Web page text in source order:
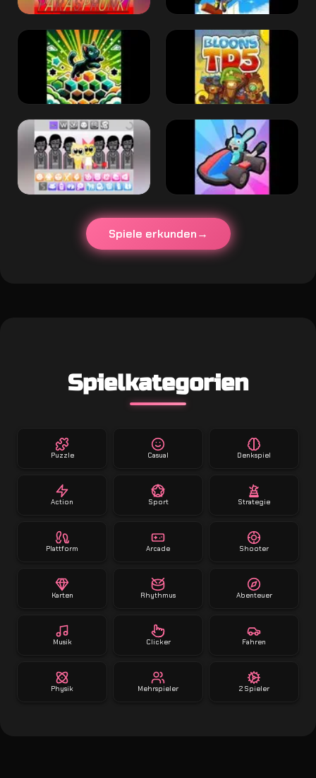
Spiele erkunden
Spielkategorien
Puzzle Casual Denkspiel
Action Sport Strategie
Plattform Arcade Shooter
Karten Rhythmus Abenteuer
Musik Clicker Fahren
Physik Mehrspieler 2 Spieler